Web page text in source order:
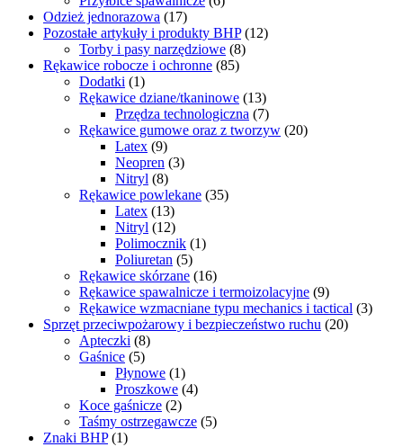
Odzież jednorazowa (17)
Pozostałe artykuły i produkty BHP (12)
Torby i pasy narzędziowe (8)
Rękawice robocze i ochronne (85)
Dodatki (1)
Rękawice dziane/tkaninowe (13)
Przędza technologiczna (7)
Rękawice gumowe oraz z tworzyw (20)
Latex (9)
Neopren (3)
Nitryl (8)
Rękawice powlekane (35)
Latex (13)
Nitryl (12)
Polimocznik (1)
Poliuretan (5)
Rękawice skórzane (16)
Rękawice spawalnicze i termoizolacyjne (9)
Rękawice wzmacniane typu mechanics i tactical (3)
Sprzęt przeciwpożarowy i bezpieczeństwo ruchu (20)
Apteczki (8)
Gaśnice (5)
Płynowe (1)
Proszkowe (4)
Koce gaśnicze (2)
Taśmy ostrzegawcze (5)
Znaki BHP (1)